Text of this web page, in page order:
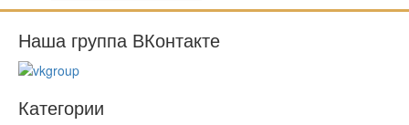
Наша группа ВКонтакте
Категории